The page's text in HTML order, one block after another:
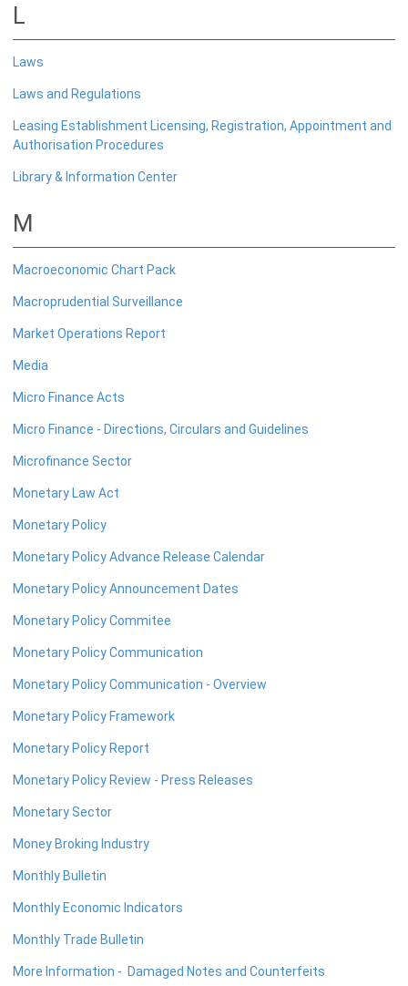
பணிப்புரைகள், சுற்றறிக்கைகள் மற்றும்
வழிகாட்டல்கள்
வெளிநாட்டுச் செலாவணி
பன்னாட்டுத் தொழிற்பாடுகள்
கொடுப்பனவு மற்றும் தீர்ப்பனவு
சந்தைத் தொழிற்பாடுகள்
உரிமம் வழங்கல், பதிவு செய்தல், நியமனம்
மற்றும் அங்கீகாரமளித்தல் நடைமுறைகள்
வங்கி
நிதிக்கம்பனி
புள்ளி விபரங்கள்
புள்ளிவிபர அட்டவணைகள்
இறைத்துறை
நாணயத்துறை
L
Laws
Laws and Regulations
Leasing Establishment Licensing, Registration, Appointment and
Authorisation Procedures
Library & Information Center
M
Macroeconomic Chart Pack
Macroprudential Surveillance
Market Operations Report
Media
Micro Finance Acts
Micro Finance - Directions, Circulars and Guidelines
Microfinance Sector
Monetary Law Act
Monetary Policy
Monetary Policy Advance Release Calendar
Monetary Policy Announcement Dates
Monetary Policy Commitee
Monetary Policy Communication
Monetary Policy Communication - Overview
Monetary Policy Framework
Monetary Policy Report
Monetary Policy Review - Press Releases
Monetary Sector
Money Broking Industry
Monthly Bulletin
Monthly Economic Indicators
Monthly Trade Bulletin
More Information - Damaged Notes and Counterfeits